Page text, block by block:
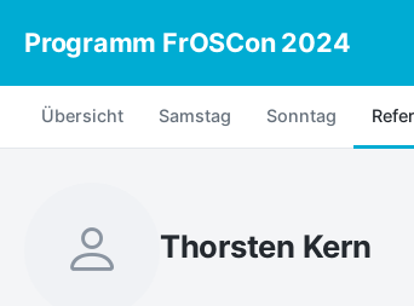
Programm FrOSCon 2024
Übersicht Samstag Sonntag
Thorsten Kern